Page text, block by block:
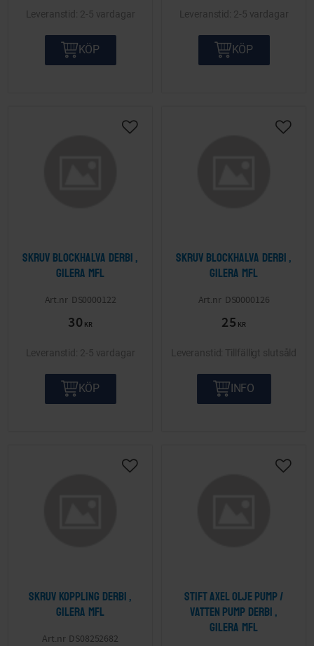
2-5 vardagar
KÖP
2-5 vardagar
KÖP
Skruv blockhalva Derbi ,
Gilera mfl
DS0000122
30 KR
Lägg till i önskelista
2-5 vardagar
KÖP
Skruv blockhalva Derbi ,
Gilera mfl
DS0000126
25 KR
Lägg
Tillfälligt slutsåld
INFO
Skruv koppling Derbi ,
Gilera mfl
DS08252682
Lägg till i önskelista
Stift axel olje pump /
vatten pump Derbi ,
Gilera mfl
Lägg